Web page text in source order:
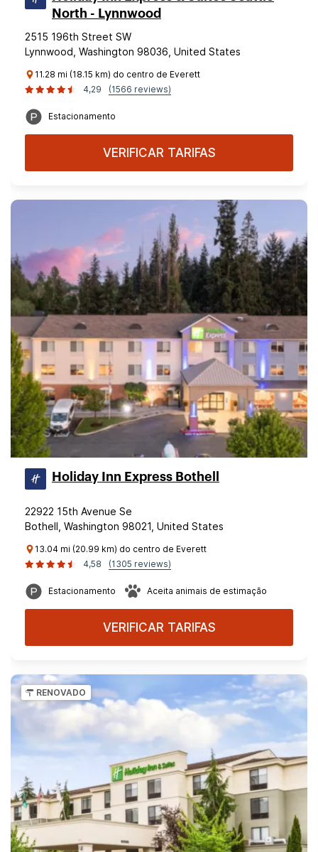
North - Lynnwood
2515 196th Street SW
Lynnwood, Washington 98036, United States
11.28 mi (18.15 km) do centro de Everett
4,29
(1566 reviews)
Estacionamento
VERIFICAR TARIFAS
Holiday Inn Express Bothell
22922 15th Avenue Se
Bothell, Washington 98021, United States
13.04 mi (20.99 km) do centro de Everett
4,58
(1305 reviews)
Estacionamento Aceita animais de estimação
VERIFICAR TARIFAS
RENOVADO